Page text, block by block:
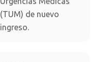
(TUM) de nuevo
ingreso.